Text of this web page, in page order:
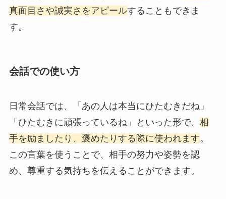
真面目さや誠実さをアピールすることもできま
す。
会話での使い方
日常会話では、「あの人は本当にひたむきだね」
「ひたむきに頑張っているね」といった形で、 相
手を励ましたり、褒めたりする際に使われます。
この言葉を使うことで、相手の努力や姿勢を認
め、尊重する気持ちを伝えることができます。